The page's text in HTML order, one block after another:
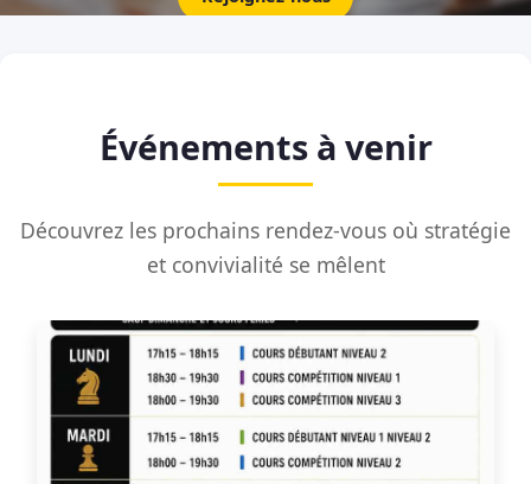
Événements à venir
Découvrez les prochains rendez-vous où stratégie
et convivialité se mêlent